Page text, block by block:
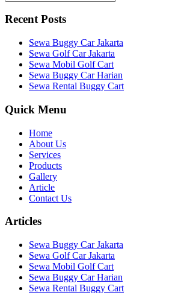
Recent Posts
Sewa Buggy Car Jakarta
Sewa Golf Car Jakarta
Sewa Mobil Golf Cart
Sewa Buggy Car Harian
Sewa Rental Buggy Cart
Quick Menu
Home
About Us
Services
Products
Gallery
Article
Contact Us
Articles
Sewa Buggy Car Jakarta
Sewa Golf Car Jakarta
Sewa Mobil Golf Cart
Sewa Buggy Car Harian
Sewa Rental Buggy Cart